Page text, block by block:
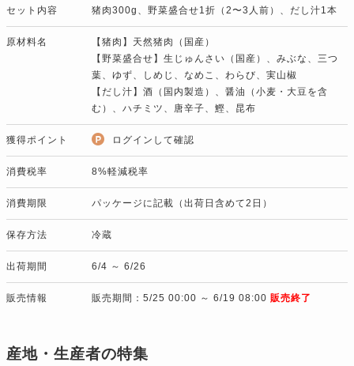
セット内容 猪肉300g、野菜盛合せ1折（2〜3人前）、だし汁1本
原材料名
【猪肉】天然猪肉（国産）
【野菜盛合せ】生じゅんさい（国産）、みぶな、三つ
葉、ゆず、しめじ、なめこ、わらび、実山椒
【だし汁】酒（国内製造）、醤油（小麦・大豆を含
む）、ハチミツ、唐辛子、鰹、昆布
獲得ポイント ログインして確認
消費税率 8%軽減税率
消費期限 パッケージに記載（出荷日含めて2日）
保存方法 冷蔵
出荷期間 6/4 ～ 6/26
販売情報 販売期間：5/25 00:00 ～ 6/19 08:00 販売終了
産地・生産者の特集